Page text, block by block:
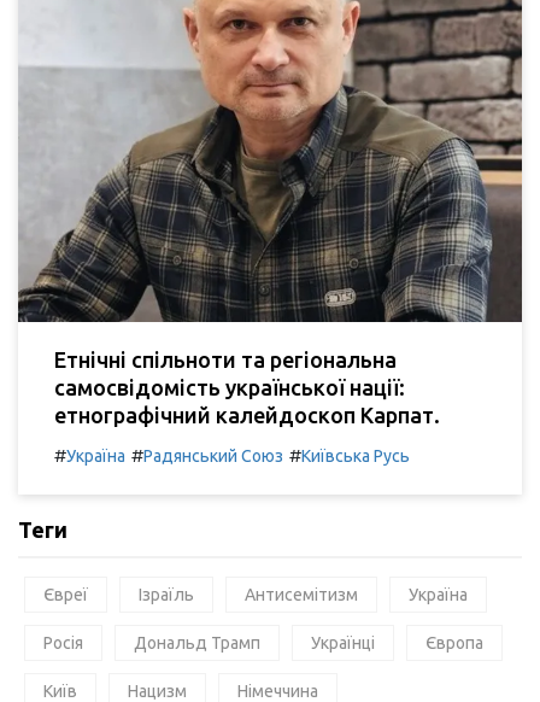
Етнічні спільноти та регіональна
самосвідомість української нації:
етнографічний калейдоскоп Карпат.
#Україна #Радянський Союз #Київська Русь
Теги
Євреї Ізраїль Антисемітизм Україна
Росія Дональд Трамп Українці Європа
Київ Нацизм Німеччина